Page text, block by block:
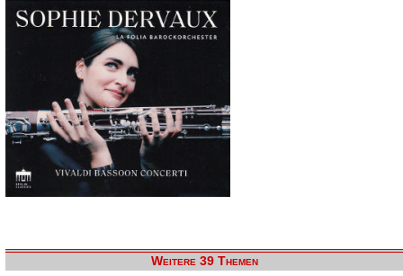
Weitere 39 Themen